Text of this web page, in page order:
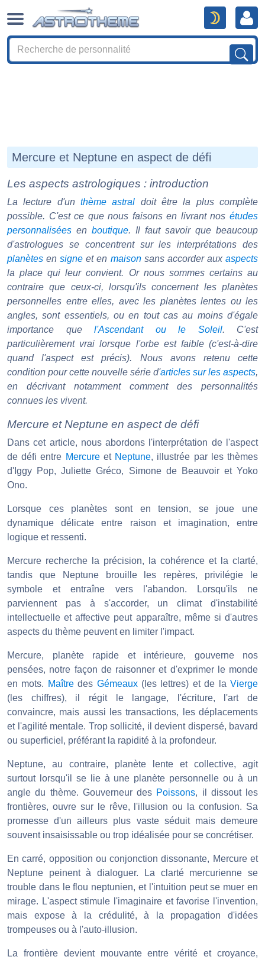
Mercure et Neptune en aspect de défi
Les aspects astrologiques : introduction
La lecture d'un thème astral doit être la plus complète
possible. C'est ce que nous faisons en livrant nos études
personnalisées en boutique. Il faut savoir que beaucoup
d'astrologues se concentrent sur les interprétations des
planètes ensigne et en maisonsans accorder auxaspects
la place qui leur convient. Or nous sommes certains au
contraire que ceux-ci, lorsqu'ils concernent les planètes
personnelles entre elles, avec les planètes lentes ou les
angles, sont essentiels, ou en tout cas au moins d'égale
importance que l'Ascendant ou le Soleil. C'est
particulièrement vrai lorsque l'orbe est faible (c'est-à-dire
quand l'aspect est précis). Nous avons retenu cette
condition pour cette nouvelle série d'articles sur les aspects,
en décrivant notamment comment des personnalités
connues les vivent.
Mercure et Neptune en aspect de défi
Dans cet article, nous abordons l'interprétation de l'aspect
de défi entre Mercureet Neptune, illustrée par les thèmes
d'Iggy Pop, Juliette Gréco, Simone de Beauvoir et Yoko
Ono.
Lorsque ces planètes sont en tension, se joue une
dynamique délicate entre raison et imagination, entre
logique et ressenti.
Mercure recherche la précision, la cohérence et la clarté,
tandis que Neptune brouille les repères, privilégie le
symbole et entraîne vers l'abandon. Lorsqu'ils ne
parviennent pas à s'accorder, un climat d'instabilité
intellectuelle et affective peut apparaître, même si d'autres
aspects du thème peuvent en limiter l'impact.
Mercure, planète rapide et intérieure, gouverne nos
pensées, notre façon de raisonner et d'exprimer le monde
en mots. Maîtredes Gémeaux(les lettres) et de laVierge
(les chiffres), il régit le langage, l'écriture, l'art de
convaincre, mais aussi les transactions, les déplacements
et l'agilité mentale. Trop sollicité, il devient dispersé, bavard
ou superficiel, préférant la rapidité à la profondeur.
Neptune, au contraire, planète lente et collective, agit
surtout lorsqu'il se lie à une planète personnelle ou à un
angle du thème. Gouverneur des Poissons, il dissout les
frontières, ouvre sur le rêve, l'illusion ou la confusion. Sa
promesse d'un ailleurs plus vaste séduit mais demeure
souvent insaisissable ou trop idéalisée pour se concrétiser.
En carré, opposition ou conjonction dissonante, Mercure et
Neptune peinent à dialoguer. La clarté mercurienne se
trouble dans le flou neptunien, et l'intuition peut se muer en
mirage. L'aspect stimule l'imaginaire et favorise l'invention,
mais expose à la crédulité, à la propagation d'idées
trompeuses ou à l'auto-illusion.
La frontière devient mouvante entre vérité et croyance,